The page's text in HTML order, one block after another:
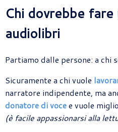
Chi dovrebbe
audiolibri
Partiamo dalle persone: a chi
Sicuramente a chi vuole
narratore indipendente, ma
donatore di vocee vuole
(è facile appassionarsi alla